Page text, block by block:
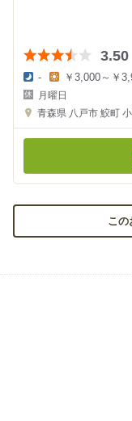
3.50
夜
の
金
-
昼
の
金
額
￥3,000～￥
月曜日
青森県 八戸市 鮫町
この